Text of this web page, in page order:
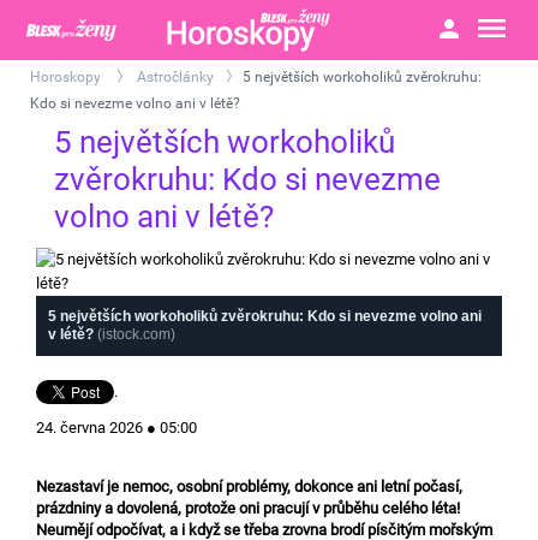
Horoskopy Astročlánky
5 největších workoholiků zvěrokruhu:
Kdo si nevezme volno ani v létě?
5 největších workoholiků
zvěrokruhu: Kdo si nevezme
volno ani v létě?
5 největších workoholiků zvěrokruhu: Kdo si nevezme volno ani
v létě? (istock.com)
.
24. června 2026 ● 05:00
Nezastaví je nemoc, osobní problémy, dokonce ani letní počasí,
prázdniny a dovolená, protože oni pracují v průběhu celého léta!
Neumějí odpočívat, a i když se třeba zrovna brodí písčitým mořským